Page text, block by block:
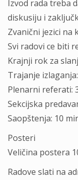
Izvod rada treba
diskusiju i
Zvanični jezici na
Svi radovi ce biti
Krajnji rok za
Trajanje izlaganja:
Plenarni referati:
Sekcijska
Saopštenja: 10
Posteri
Veličina postera
Radove slati na